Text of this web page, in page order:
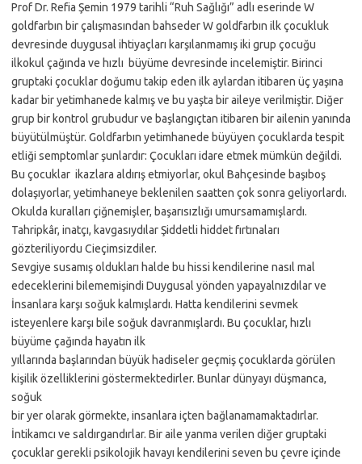
Prof Dr. Refia Şemin 1979 tarihli “Ruh Sağlığı” adlı eserinde W
goldfarbın bir çalışmasından bahseder W goldfarbın ilk çocukluk
devresinde duygusal ihtiyaçları karşılanmamış iki grup çocuğu
ilkokul çağında ve hızlı büyüme devresinde incelemiştir. Birinci
gruptaki çocuklar doğumu takip eden ilk aylardan itibaren üç yaşına
kadar bir yetimhanede kalmış ve bu yaşta bir aileye verilmiştir. Diğer
grup bir kontrol grubudur ve başlangıçtan itibaren bir ailenin yanında
büyütülmüştür. Goldfarbın yetimhanede büyüyen çocuklarda tespit
etliği semptomlar şunlardır: Çocukları idare etmek mümkün değildi.
Bu çocuklar ikazlara aldırış etmiyorlar, okul Bahçesinde başıboş
dolaşıyorlar, yetimhaneye beklenilen saatten çok sonra geliyorlardı.
Okulda kuralları çiğnemişler, başarısızlığı umursamamışlardı.
Tahripkâr, inatçı, kavgasıydılar Şiddetli hiddet fırtınaları
gözteriliyordu Cieçimsizdiler.
Sevgiye susamış oldukları halde bu hissi kendilerine nasıl mal
edeceklerini bilememişindi Duygusal yönden yapayalnızdılar ve
İnsanlara karşı soğuk kalmışlardı. Hatta kendilerini sevmek
isteyenlere karşı bile soğuk davranmışlardı. Bu çocuklar, hızlı
büyüme çağında hayatın ilk
yıllarında başlarından büyük hadiseler geçmiş çocuklarda görülen
kişilik özelliklerini göstermektedirler. Bunlar dünyayı düşmanca,
soğuk
bir yer olarak görmekte, insanlara içten bağlanamamaktadırlar.
İntikamcı ve saldırgandırlar. Bir aile yanma verilen diğer gruptaki
çocuklar gerekli psikolojik havayı kendilerini seven bu çevre içinde